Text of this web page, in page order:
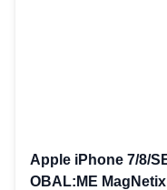
Apple iPhone 7/8/
OBAL:ME